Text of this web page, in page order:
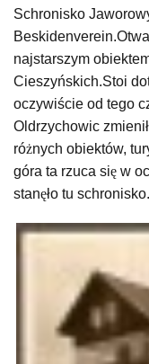
Schronisko
najstarszym
Cieszyńskich.Stoi
oczywiście od tego
Oldrzychowic
różnych obiektów,
góra ta rzuca się w
stanęło tu schronisko.